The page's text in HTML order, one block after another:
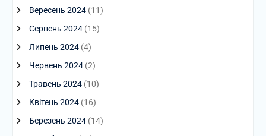
Вересень 2024(11)
Серпень 2024(15)
Липень 2024(4)
Червень 2024(2)
Травень 2024(10)
Квітень 2024(16)
Березень 2024(14)